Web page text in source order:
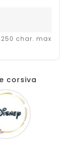
250 char. max
corsiva